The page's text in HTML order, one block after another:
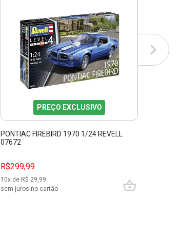
PREÇO EXCLUSIVO
PONTIAC FIREBIRD 1970 1/24 REVELL
07672
R$299,99
10x de R$ 29,99
sem juros no cartão